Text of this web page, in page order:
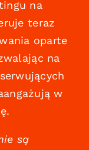
na
teraz
oparte
na
w
są